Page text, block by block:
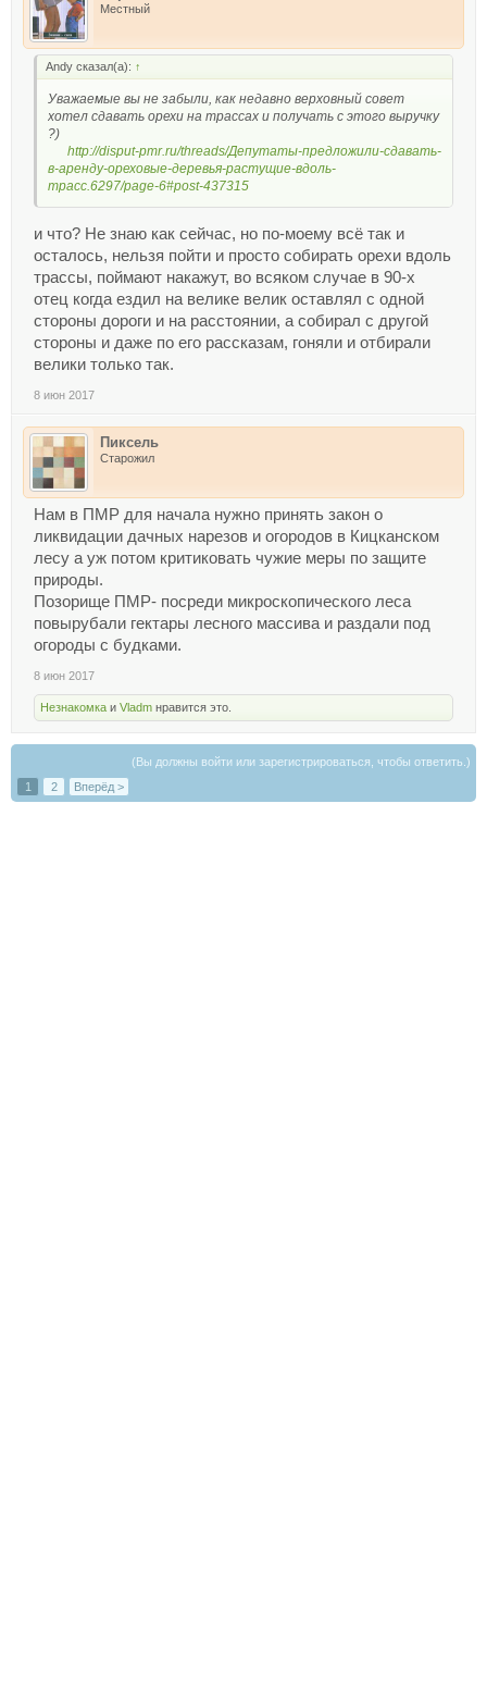
Местный
Andy сказал(а): ↑
Уважаемые вы не забыли, как недавно верховный совет
хотел сдавать орехи на трассах и получать с этого выручку
?)
http://disput-pmr.ru/threads/Депутаты-предложили-сдавать-
в-аренду-ореховые-деревья-растущие-вдоль-
трасс.6297/page-6#post-437315
и что? Не знаю как сейчас, но по-моему всё так и
осталось, нельзя пойти и просто собирать орехи вдоль
трассы, поймают накажут, во всяком случае в 90-х
отец когда ездил на велике велик оставлял с одной
стороны дороги и на расстоянии, а собирал с другой
стороны и даже по его рассказам, гоняли и отбирали
велики только так.
8 июн 2017
Пиксель
Старожил
Нам в ПМР для начала нужно принять закон о
ликвидации дачных нарезов и огородов в Кицканском
лесу а уж потом критиковать чужие меры по защите
природы.
Позорище ПМР- посреди микроскопического леса
повырубали гектары лесного массива и раздали под
огороды с будками.
8 июн 2017
Незнакомка и Vladm нравится это.
(Вы должны войти или зарегистрироваться, чтобы ответить.)
1
2 Вперёд >